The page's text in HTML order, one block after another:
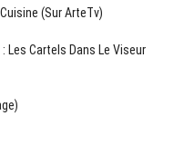
(sur ArteTv)
Les Cartels Dans Le Viseur